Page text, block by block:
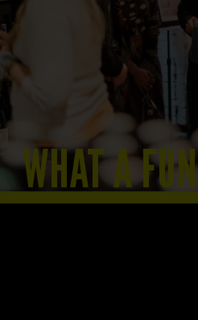
WHAT A FUN
Slide 2 of 8.